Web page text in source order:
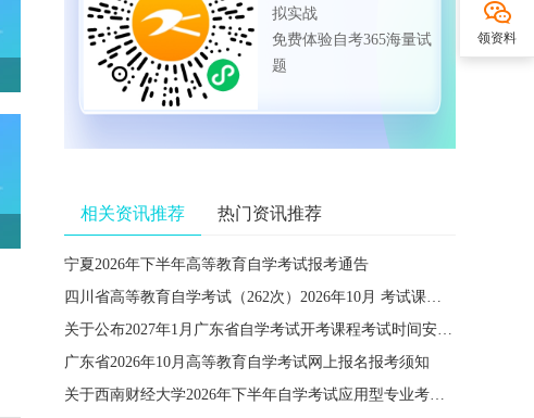
拟实战
免费体验自考365海量试
题
相关资讯推荐 热门资讯推荐
宁夏2026年下半年高等教育自学考试报考通告
四川省高等教育自学考试（262次）2026年10月 考试课程简表
关于公布2027年1月广东省自学考试开考课程考试时间安排和使用教材的通知
广东省2026年10月高等教育自学考试网上报名报考须知
关于西南财经大学2026年下半年自学考试应用型专业考籍更改办理的通知
领资料